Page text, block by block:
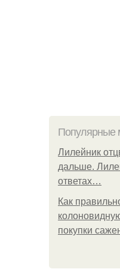
Популярные
Лилейник
дальше.
ответах…
Как
покупки